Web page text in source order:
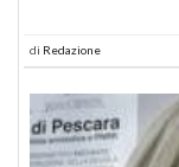
di Redazione